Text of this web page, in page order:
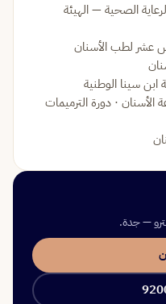
الصحية — الهيئة
عشر لطب الأسنان
سينا الوطنية
الأسنان · دورة الترميمات
— جدة.